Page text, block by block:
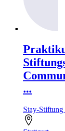
...
Stay-